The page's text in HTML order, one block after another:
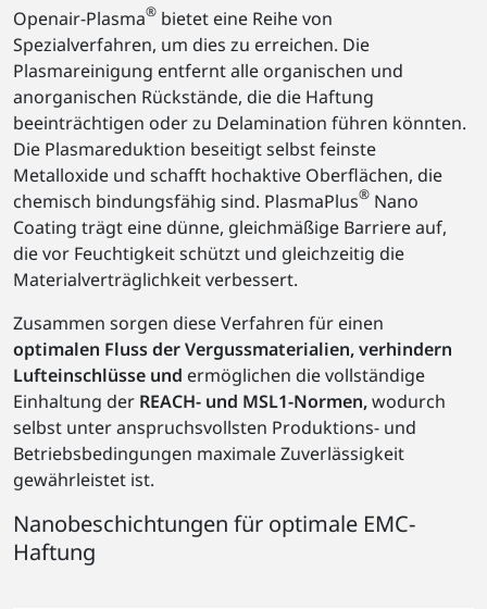
Openair-Plasma® bietet eine Reihe von
Spezialverfahren, um dies zu erreichen. Die
Plasmareinigung entfernt alle organischen und
anorganischen Rückstände, die die Haftung
beeinträchtigen oder zu Delamination führen könnten.
Die Plasmareduktion beseitigt selbst feinste
Metalloxide und schafft hochaktive Oberflächen, die
chemisch bindungsfähig sind. PlasmaPlus® Nano
Coating trägt eine dünne, gleichmäßige Barriere auf,
die vor Feuchtigkeit schützt und gleichzeitig die
Materialverträglichkeit verbessert.
Zusammen sorgen diese Verfahren für einen
optimalen Fluss der Vergussmaterialien, verhindern
Lufteinschlüsse und ermöglichen die vollständige
Einhaltung der REACH- und MSL1-Normen,wodurch
selbst unter anspruchsvollsten Produktions- und
Betriebsbedingungen maximale Zuverlässigkeit
gewährleistet ist.
Nanobeschichtungen für optimale EMC-
Haftung